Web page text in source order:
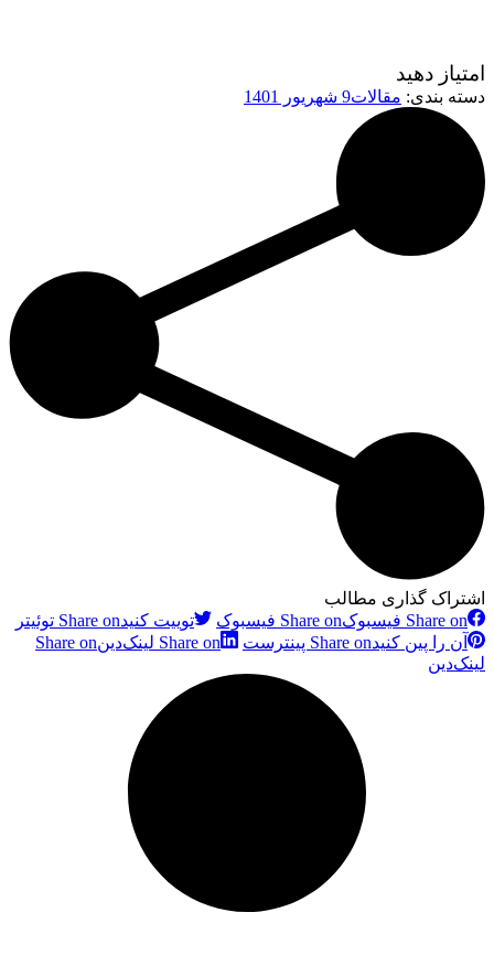
امتیاز دهید
دسته بندی: مقالات9 شهریور 1401
اشتراک گذاری مطالب
Share on فیسبوک
Share on فیسبوک توییت کنیدShare on توئیتر
آن را پین کنیدShare on پینترست Share on لینک‌دین
Share on
لینک‌دین